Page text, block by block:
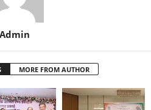
Admin
MORE FROM AUTHOR